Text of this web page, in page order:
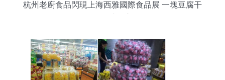
杭州老廚食品閃現上海西雅國際食品展 一塊豆腐干